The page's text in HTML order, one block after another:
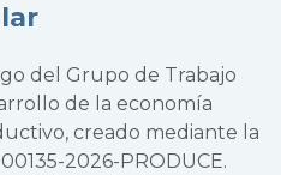
del Grupo de Trabajo
de la economía
creado mediante la
2026-PRODUCE.